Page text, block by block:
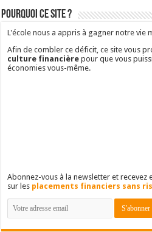
Pourquoi ce site ?
L'école nous a appris à gagner notre vie
Afin de combler ce déficit, ce site vous
culture financière pour que vous
économies vous-même.
Abonnez-vous à la newsletter et recevez
sur les placements financiers sans